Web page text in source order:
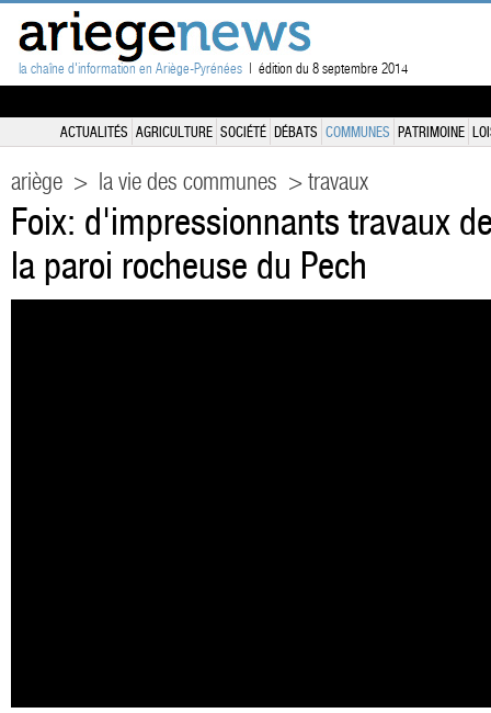
la chaîne d'information en Ariège-Pyrénées | édition du 8 septembre 2014
ACTUALITÉS AGRICULTURE SOCIÉTÉ DÉBATS COMMUNES PATRIMOINE
ariège > la vie des communes > travaux
Foix: d'impressionnants travaux
la paroi rocheuse du Pech